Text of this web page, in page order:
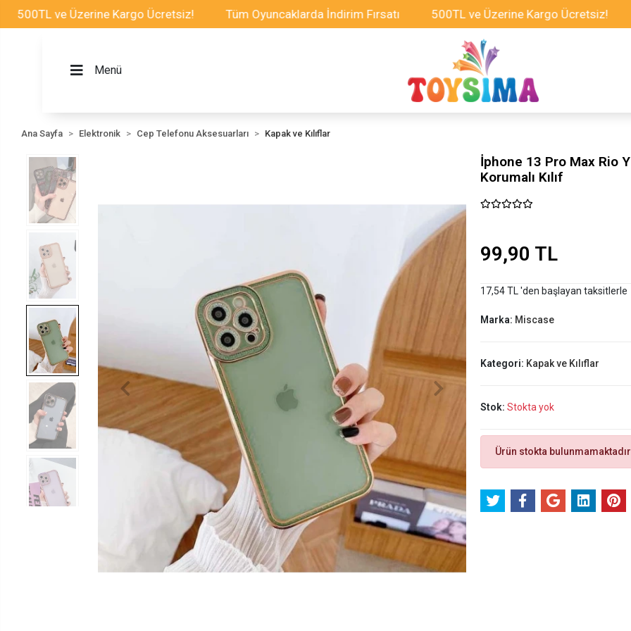
ve Üzerine Kargo Ücretsiz! Tüm Oyuncaklarda İndirim Fırsatı 500TL ve Üzerine Kargo Ücretsiz! Tüm
Menü
Ana Sayfa Elektronik Cep Telefonu Aksesuarları Kapak ve Kılıflar
İphone 13 Pro Max Rio
Korumalı Kılıf
99,90 TL
17,54 TL 'den başlayan taksitlerle
Marka: Miscase
Kategori: Kapak ve Kılıflar
Stok: Stokta yok
Ürün stokta